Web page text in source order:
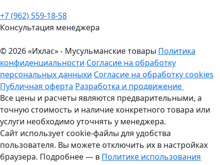
+7 (962) 559-18-58
Консультация менеджера
© 2026 «Ихлас» - Мусульманские товары Политика
конфиденциальности Согласие на обработку
персональных данныхи Согласие на обработку cookies
Публичная оферта Разработка и продвижение
Все цены и расчеты являются предварительными, а
точную стоимость и наличие конкретного товара или
услуги необходимо уточнять у менеджера.
Сайт использует cookie-файлы для удобства
пользователя. Вы можете отключить их в настройках
браузера. Подробнее — в Политике использования